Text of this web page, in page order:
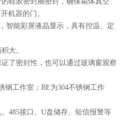
机器的门。
智能彩屏液晶显示，具有控温、定
大。
了密封性，也可以通过玻璃窗观察
钢工作室；BE为304不锈钢工作
485接口、U盘储存、短信报警等